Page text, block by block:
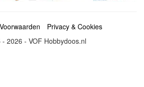
Privacy & Cookies
- 2026 - VOF Hobbydoos.nl